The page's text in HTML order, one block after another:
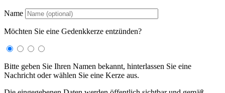
Name
Möchten Sie eine Gedenkkerze entzünden?
Bitte geben Sie Ihren Namen bekannt, hinterlassen Sie eine
Nachricht oder wählen Sie eine Kerze aus.